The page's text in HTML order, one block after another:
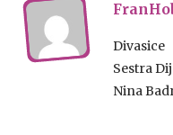
Divasice
Sestra
Nina